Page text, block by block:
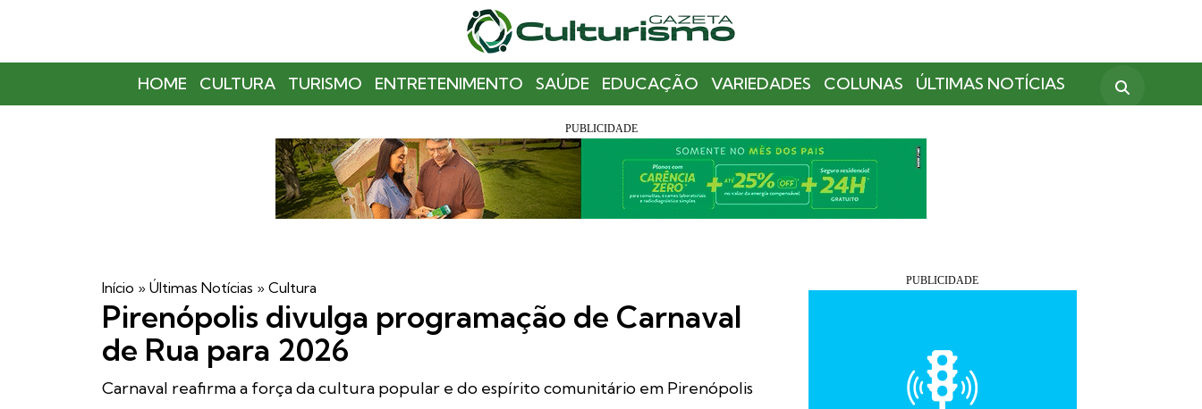
HOME CULTURA TURISMO ENTRETENIMENTO SAÚDE EDUCAÇÃO VARIEDADES COLUNAS ÚLTIMAS NOTÍCIAS
Início » Últimas Notícias » Cultura
Pirenópolis divulga programação de Carnaval
de Rua para 2026
Carnaval reafirma a força da cultura popular e do espírito comunitário em Pirenópolis